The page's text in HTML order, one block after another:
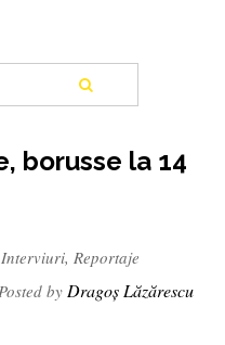
borusse la 14
Interviuri, Reportaje
by Dragoș Lăzărescu